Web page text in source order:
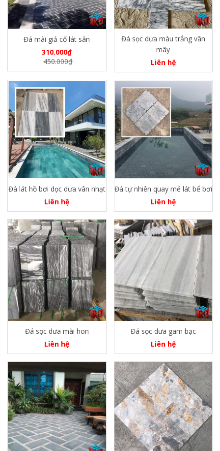
Đá mài giả cổ lát sân
310.000₫
450.000₫
Đá sọc dưa màu trắng vân
mây
Liên hệ
Đá lát hồ bơi dọc dưa vân nhạt
Liên hệ
Đá tự nhiên quay mẻ lát bể bơi
Liên hệ
Đá sọc dưa mài hon
Liên hệ
Đá sọc dưa gam bạc
Liên hệ